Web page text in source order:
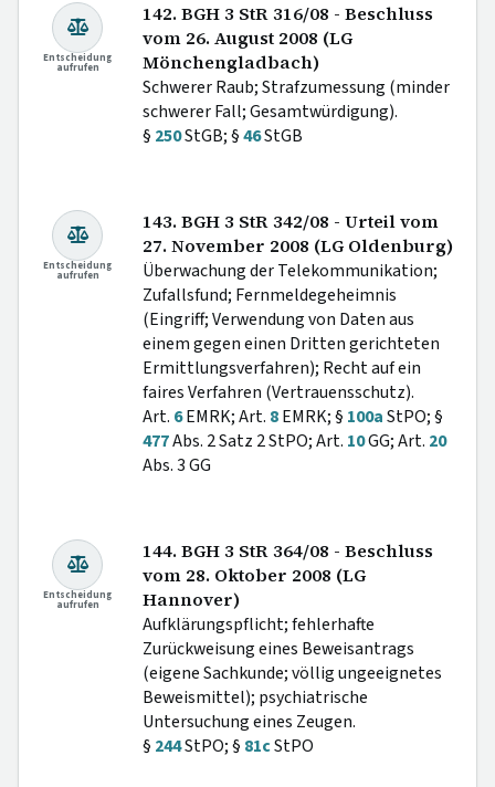
Entscheidung
aufrufen
142. BGH 3 StR 316/08 - Beschluss
vom 26. August 2008 (LG
Mönchengladbach)
Schwerer Raub; Strafzumessung (minder
schwerer Fall; Gesamtwürdigung).
§ 250StGB; §46StGB
Entscheidung
aufrufen
143. BGH 3 StR 342/08 - Urteil vom
27. November 2008 (LG Oldenburg)
Überwachung der Telekommunikation;
Zufallsfund; Fernmeldegeheimnis
(Eingriff; Verwendung von Daten aus
einem gegen einen Dritten gerichteten
Ermittlungsverfahren); Recht auf ein
faires Verfahren (Vertrauensschutz).
Art. 6EMRK; Art. 8EMRK; § 100aStPO; §
477Abs. 2 Satz 2 StPO; Art. 10GG; Art. 20
Abs. 3 GG
Entscheidung
aufrufen
144. BGH 3 StR 364/08 - Beschluss
vom 28. Oktober 2008 (LG
Hannover)
Aufklärungspflicht; fehlerhafte
Zurückweisung eines Beweisantrags
(eigene Sachkunde; völlig ungeeignetes
Beweismittel); psychiatrische
Untersuchung eines Zeugen.
§ 244StPO; § 81cStPO